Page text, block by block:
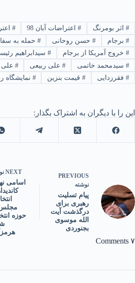
#اثر بومرنگ #اعتراضات آبان 98 #
#برجام #حسن روحانی # حمله به
#خروج آمریکا از برجام #سیدابراهیم
#سیدمحمد خاتمی #علی ربیعی # علی
#فقرزدایی #قیمت بنزین # نمایشگاه
این را با دیگران به اشتراک بگذار:
PREVIOUS
نوشته
پیام تسلیت
رهبری برای
درگذشت آیت
الله موسوی
بجنوردی
NEXT
اسامی
مجلس
حوزه
۷ Comments